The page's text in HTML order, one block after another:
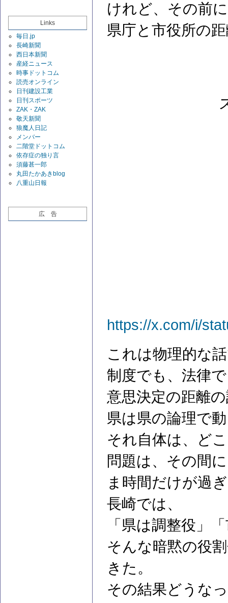
Links
毎日.jp
長崎新聞
西日本新聞
産経ニュース
時事ドットコム
読売オンライン
日刊建設工業
日刊スポーツ
ZAK・ZAK
敬天新聞
狼魔人日記
メンバー
二階堂ドットコム
依存症の独り言
須藤甚一郎
丸田たかあきblog
八重山日報
広 告
けれど、その前
県庁と市役所の
https://x.com/i/
これは物理的な
制度でも、法律
意思決定の距離
県は県の論理で
それ自体は、ど
問題は、その間
ま時間だけが過
長崎では、
「県は調整役」
そんな暗黙の役
きた。
その結果どうな